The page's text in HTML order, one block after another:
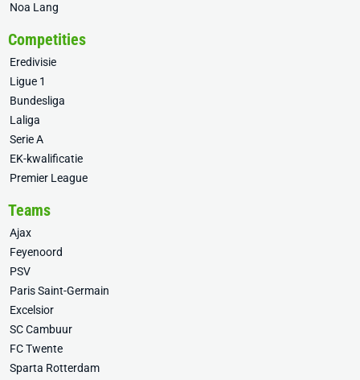
Noa Lang
Competities
Eredivisie
Ligue 1
Bundesliga
Laliga
Serie A
EK-kwalificatie
Premier League
Teams
Ajax
Feyenoord
PSV
Paris Saint-Germain
Excelsior
SC Cambuur
FC Twente
Sparta Rotterdam